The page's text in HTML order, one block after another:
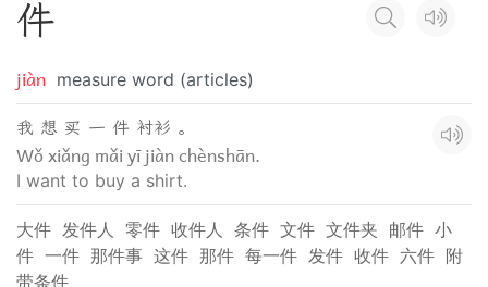
件
jiàn measure word (articles)
我 想 买 一 件 衬衫 。
Wǒ xiǎng mǎi yī jiàn chènshān.
I want to buy a shirt.
大件 发件人 零件 收件人 条件 文件 文件夹 邮件 小
件 一件 那件事 这件 那件 每一件 发件 收件 六件 附
带条件